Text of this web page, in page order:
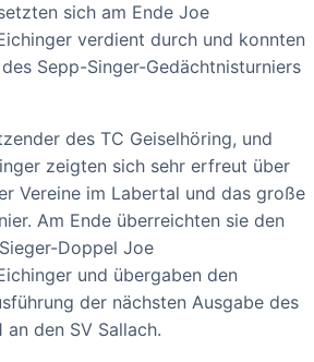
sich am Ende Joe
verdient durch und konnten
Sepp-Singer-Gedächtnisturniers
des TC Geiselhöring, und
zeigten sich sehr erfreut über
Vereine im Labertal und das große
Am Ende überreichten sie den
Doppel Joe
und übergaben den
der nächsten Ausgabe des
den SV Sallach.